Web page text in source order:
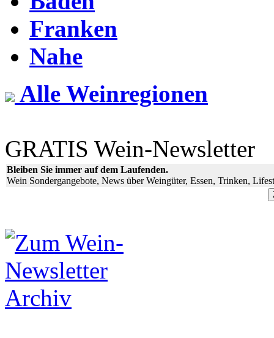
Franken
Nahe
Alle Weinregionen
GRATIS Wein-Newsletter
Bleiben Sie immer auf dem Laufenden.
Wein Sondergangebote, News über Weingüter, Essen, Trinken,